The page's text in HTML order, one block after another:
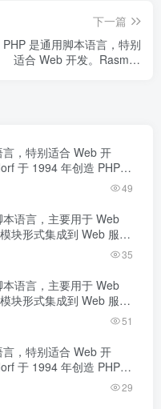
下一篇
PHP 是通用脚本语言，特别
适合 Web 开发。Rasmus
，特别适合 Web 开
于 1994 年创造 PHP，
历访问量。如今 PHP 驱
49
语言，主要用于 Web
块形式集成到 Web 服务
执行 PHP 代码，生成动
。
35
语言，主要用于 Web
块形式集成到 Web 服务
执行 PHP 代码，生成动
。
51
，特别适合 Web 开
于 1994 年创造 PHP，
历访问量。如今 PHP 驱
29